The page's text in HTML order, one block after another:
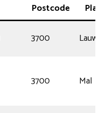
Postcode
Plaats
3700
Lauw
3700 Mal